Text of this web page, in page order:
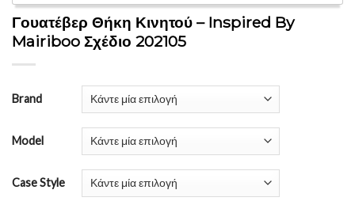
Γουατέβερ Θήκη Κινητού – Inspired By
Mairiboo Σχέδιο 202105
Brand
Model
Case Style